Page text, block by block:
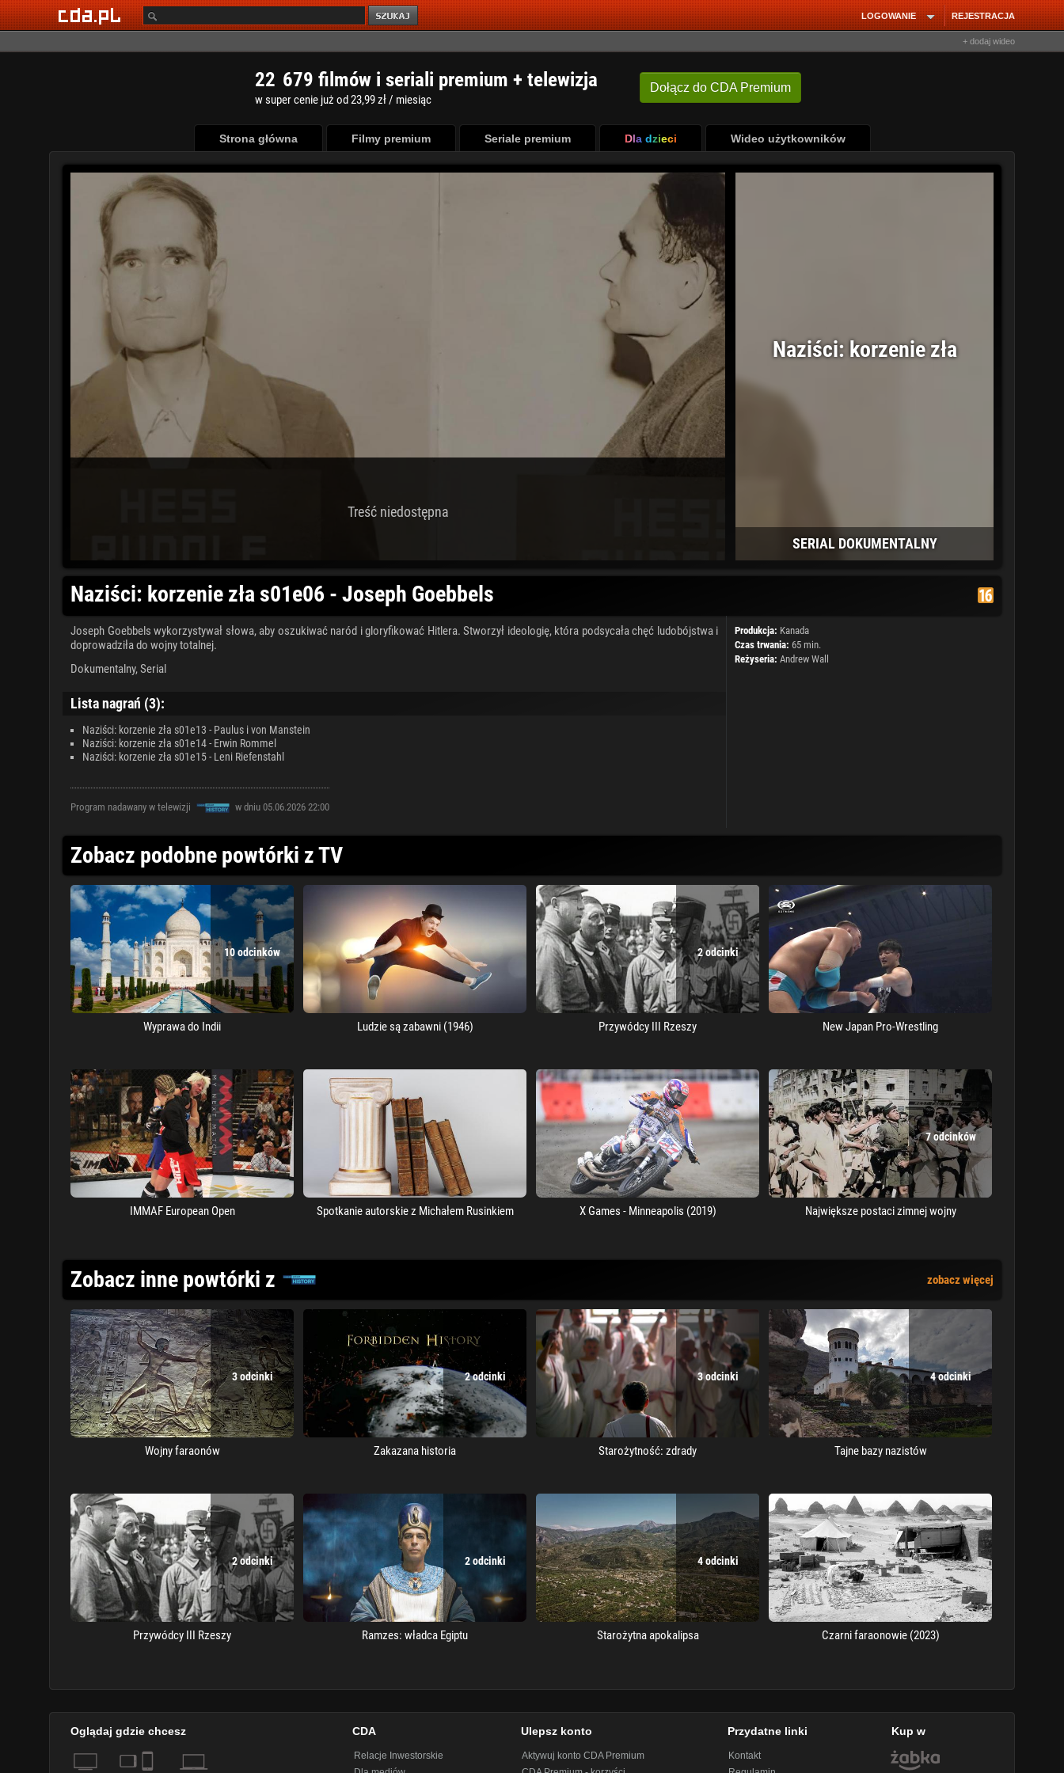
REJESTRACJA
LOGOWANIE
+ dodaj wideo
Dołącz do CDA Premium
22 679 filmów i seriali premium + telewizja
w super cenie już od 23,99 zł / miesiąc
Strona główna Filmy premium Seriale premium Dla dzieci Wideo użytkowników
Treść niedostępna
Naziści: korzenie zła
SERIAL DOKUMENTALNY
Naziści: korzenie zła s01e06 - Joseph Goebbels
Joseph Goebbels wykorzystywał słowa, aby oszukiwać naród i gloryfikować Hitlera. Stworzył ideologię, która podsycała chęć ludobójstwa i
doprowadziła do wojny totalnej.
Dokumentalny,Serial
Lista nagrań (3):
Naziści: korzenie zła s01e13 - Paulus i von Manstein
Naziści: korzenie zła s01e14 - Erwin Rommel
Naziści: korzenie zła s01e15 - Leni Riefenstahl
Program nadawany w telewizji w dniu 05.06.2026 22:00
Produkcja: Kanada
Czas trwania: 65 min.
Reżyseria: Andrew Wall
Zobacz podobne powtórki z TV
10 odcinków
Wyprawa do Indii Ludzie są zabawni (1946)
2 odcinki
Przywódcy III Rzeszy New Japan Pro-Wrestling
IMMAF European Open Spotkanie autorskie z Michałem Rusinkiem X Games - Minneapolis (2019)
7 odcinków
Największe postaci zimnej wojny
Zobacz inne powtórki z zobacz więcej
3 odcinki
Wojny faraonów
2 odcinki
Zakazana historia
3 odcinki
Starożytność: zdrady
4 odcinki
Tajne bazy nazistów
2 odcinki
Przywódcy III Rzeszy
2 odcinki
Ramzes: władca Egiptu
4 odcinki
Starożytna apokalipsa Czarni faraonowie (2023)
Oglądaj gdzie chcesz CDA
Relacje Inwestorskie
Ulepsz konto
Aktywuj konto CDA Premium
Przydatne linki
Kontakt
Kup w